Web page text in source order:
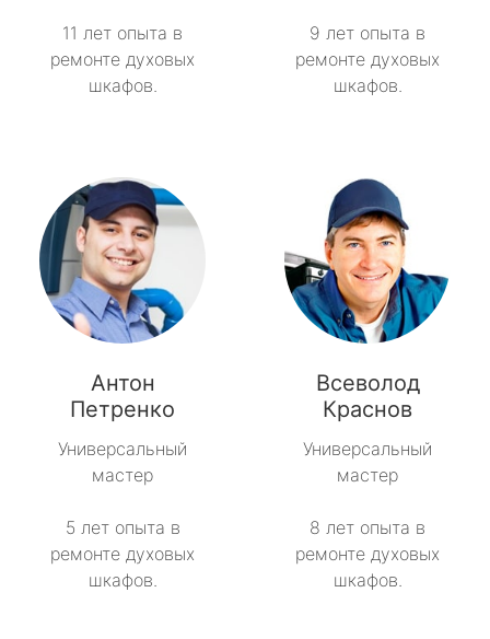
11 лет опыта в
ремонте духовых
шкафов.
9 лет опыта в
ремонте духовых
шкафов.
Антон
Петренко
Универсальный
мастер
5 лет опыта в
ремонте духовых
шкафов.
Всеволод
Краснов
Универсальный
мастер
8 лет опыта в
ремонте духовых
шкафов.